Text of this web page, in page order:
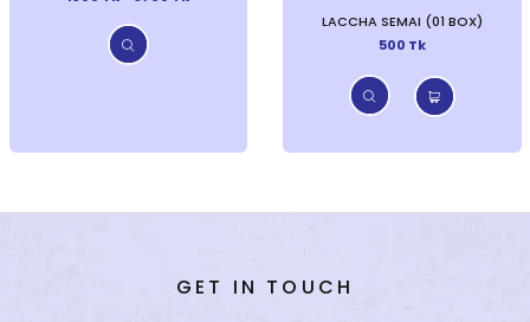
LACCHA SEMAI (01 BOX)
500 Tk
GET IN TOUCH